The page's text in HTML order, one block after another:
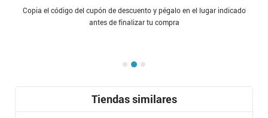
Copia el código del cupón de descuento y pégalo en el lugar indicado
antes de finalizar tu compra
Tiendas similares